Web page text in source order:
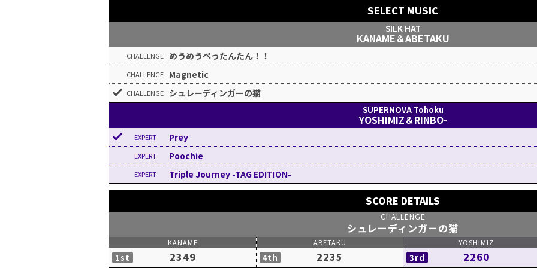
SELECT MUSIC
KANAME＆ABETAKU
めうめうぺったんたん！！
Magnetic
シュレーディンガーの猫
YOSHIMIZ＆RINBO-
Prey
Poochie
Triple Journey -TAG EDITION-
SCORE DETAILS
シュレーディンガーの猫
1st 2349 4th 2235 3rd 2260